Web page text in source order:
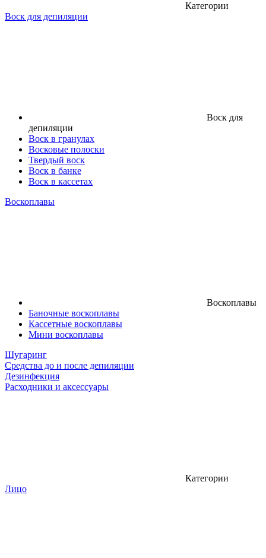
Категории
Воск для депиляции
Воск для
депиляции
Воск в гранулах
Восковые полоски
Твердый воск
Воск в банке
Воск в кассетах
Воскоплавы
Воскоплавы
Баночные воскоплавы
Кассетные воскоплавы
Мини воскоплавы
Шугаринг
Средства до и после депиляции
Дезинфекция
Расходники и аксессуары
Категории
Лицо